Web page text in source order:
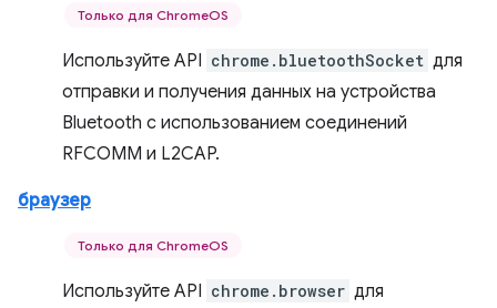
Только для ChromeOS
Используйте API chrome.bluetoothSocket для
отправки и получения данных на устройства
Bluetooth с использованием соединений
RFCOMM и L2CAP.
браузер
Только для ChromeOS
Используйте API chrome.browser для